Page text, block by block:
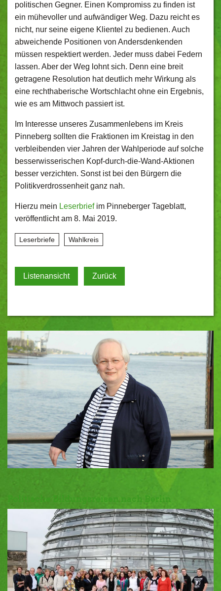
politischen Gegner. Einen Kompromiss zu finden ist
ein mühevoller und aufwändiger Weg. Dazu reicht es
nicht, nur seine eigene Klientel zu bedienen. Auch
abweichende Positionen von Andersdenkenden
müssen respektiert werden. Jeder muss dabei Federn
lassen. Aber der Weg lohnt sich. Denn eine breit
getragene Resolution hat deutlich mehr Wirkung als
eine rechthaberische Wortschlacht ohne ein Ergebnis,
wie es am Mittwoch passiert ist.
Im Interesse unseres Zusammenlebens im Kreis
Pinneberg sollten die Fraktionen im Kreistag in den
verbleibenden vier Jahren der Wahlperiode auf solche
besserwisserischen Kopf-durch-die-Wand-Aktionen
besser verzichten. Sonst ist bei den Bürgern die
Politikverdrossenheit ganz nah.
Hierzu mein Leserbrief im Pinneberger Tageblatt,
veröffentlicht am 8. Mai 2019.
Leserbriefe Wahlkreis
Listenansicht Zurück
Politische Bildungsreisen nach Berlin